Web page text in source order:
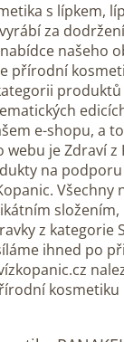
s lípkem,
vyrábí za
našeho
přírodní
e-shopu, a
webu je Zdraví
na
Všechny
z kategorie
ihned po
kosmetiku